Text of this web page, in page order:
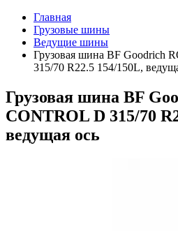
Главная
Грузовые шины
Ведущие шины
Грузовая шина BF Goodrich
315/70 R22.5 154/150L,
Грузовая шина BF
CONTROL D 315/70
ведущая ось